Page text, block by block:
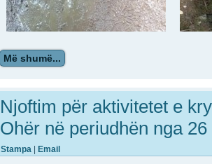
Më shumë...
Njoftim për aktivitetet e
Ohër në periudhën nga
Stampa | Email